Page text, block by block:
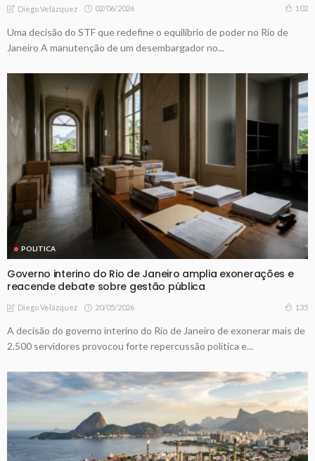
Diego Velázquez 02/06/2026 102
Uma decisão do STF que redefine o equilíbrio de poder no Rio de
Janeiro A manutenção de um desembargador no...
POLITICA
Governo interino do Rio de Janeiro amplia exonerações e
reacende debate sobre gestão pública
Diego Velázquez 20/05/2026 135
A decisão do governo interino do Rio de Janeiro de exonerar mais de
2.500 servidores provocou forte repercussão política e...